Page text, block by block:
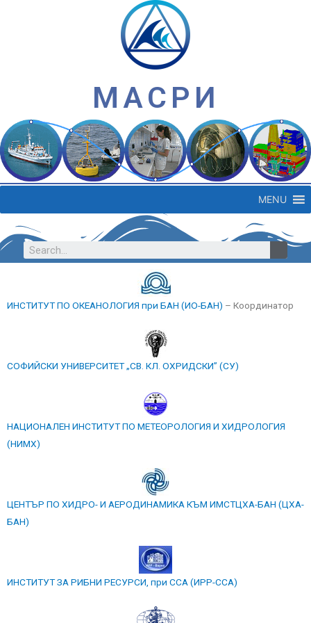
МАСРИ
MENU
ИНСТИТУТ ПО ОКЕАНОЛОГИЯ при БАН (ИО-БАН) – Координатор
СОФИЙСКИ УНИВЕРСИТЕТ „СВ. КЛ. ОХРИДСКИ” (СУ)
НАЦИОНАЛЕН ИНСТИТУТ ПО МЕТЕОРОЛОГИЯ И ХИДРОЛОГИЯ
(НИМХ)
ЦЕНТЪР ПО ХИДРО- И АЕРОДИНАМИКА КЪМ ИМСТЦХА-БАН (ЦХА-
БАН)
ИНСТИТУТ ЗА РИБНИ РЕСУРСИ, при ССА (ИРР-ССА)